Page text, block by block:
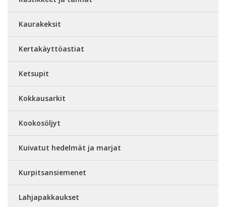
Kaurakeksit
Kertakäyttöastiat
Ketsupit
Kokkausarkit
Kookosöljyt
Kuivatut hedelmät ja marjat
Kurpitsansiemenet
Lahjapakkaukset